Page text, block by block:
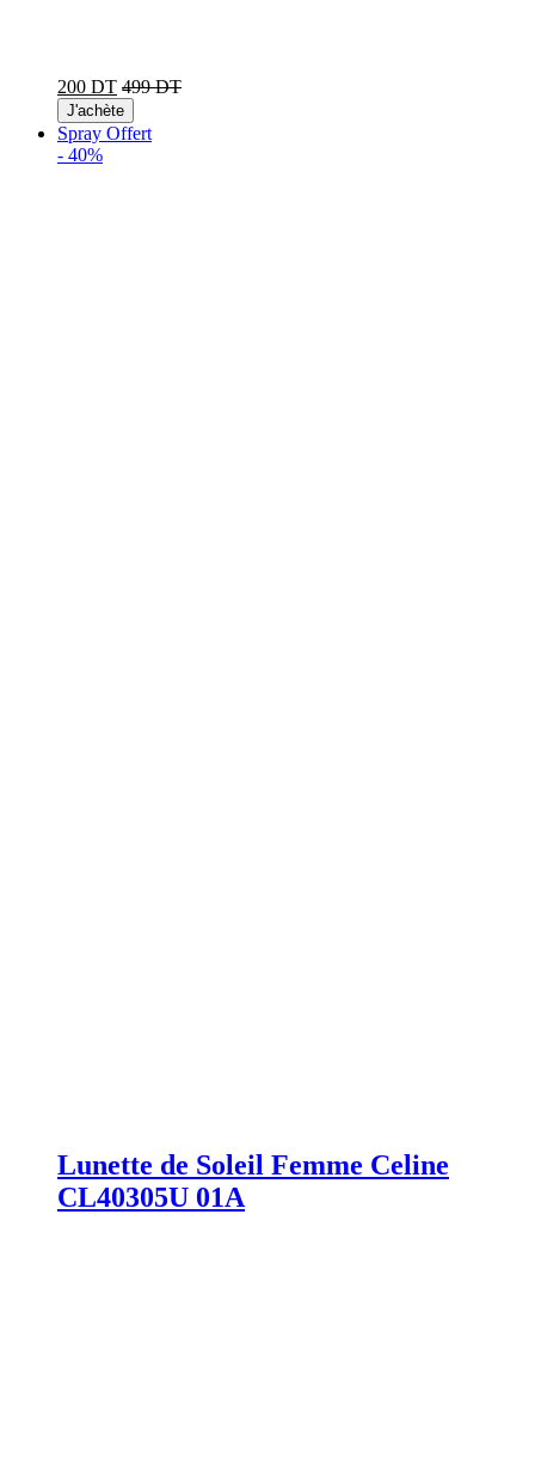
200 DT 499 DT
J'achète
Spray Offert
- 40%
Lunette de Soleil Femme Celine
CL40305U 01A